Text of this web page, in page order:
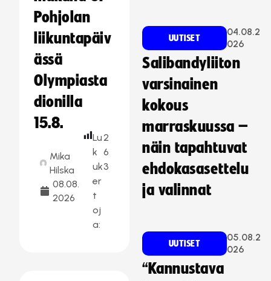
Pohjolan
liikuntapäiv
ässä
Olympiasta
dionilla
15.8.
Mika
Hilska
08.08.
2026
Lu
k
uk
er
t
oj
a:
2
6
3
UUTISET
04.08.2
026
Salibandyliiton
varsinainen
kokous
marraskuussa –
näin tapahtuvat
ehdokasasettelu
ja valinnat
UUTISET
05.08.2
026
“Kannustava